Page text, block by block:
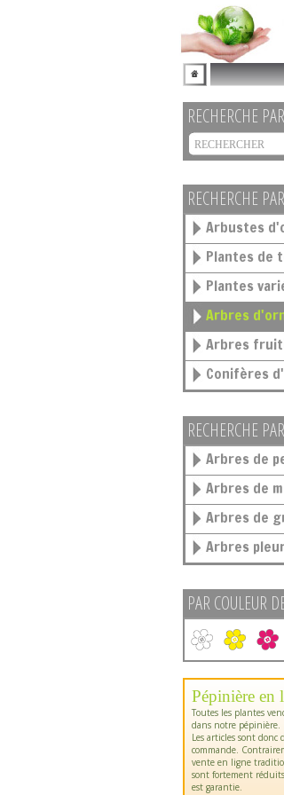
RECHERCHE
RECHERCHE
Arbustes
Plantes
Plantes
Arbres
Arbres
Conifères
RECHERCHE
Arbres de
Arbres de
Arbres de
Arbres
PAR COULEUR
Pépinière en
Toutes les plantes
dans notre pépinière.
Les articles sont
commande.
vente en ligne
sont fortement
est garantie.